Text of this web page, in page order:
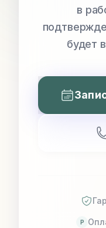
в
будет
P